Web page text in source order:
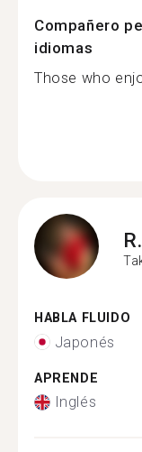
Compañero
idiomas
Those who
R.
HABLA FLUIDO
Japonés
APRENDE
Inglés